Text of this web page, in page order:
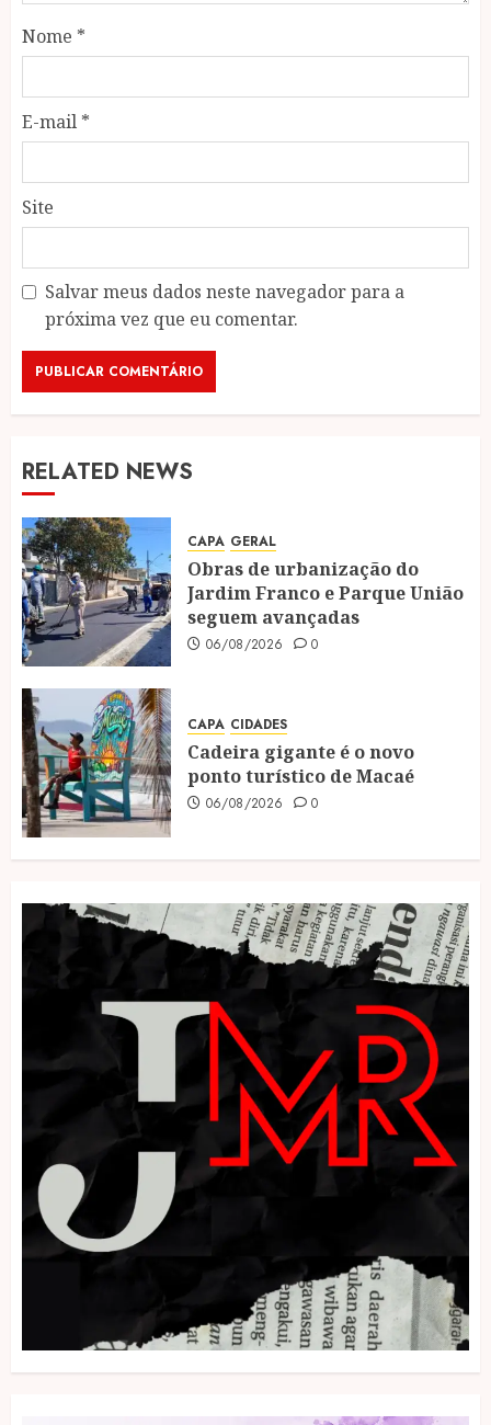
Nome *
E-mail *
Site
Salvar meus dados neste navegador para a
próxima vez que eu comentar.
RELATED NEWS
CAPA GERAL
Obras de urbanização do
Jardim Franco e Parque União
seguem avançadas
06/08/2026 0
CAPA CIDADES
Cadeira gigante é o novo
ponto turístico de Macaé
06/08/2026 0